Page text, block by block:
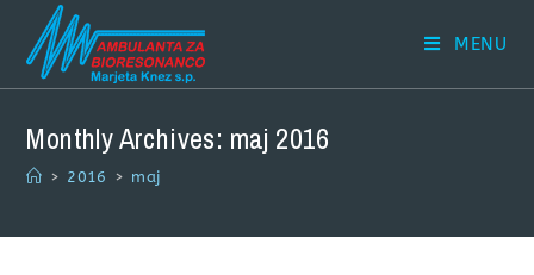
MENU
Monthly Archives: maj 2016
> 2016 > maj